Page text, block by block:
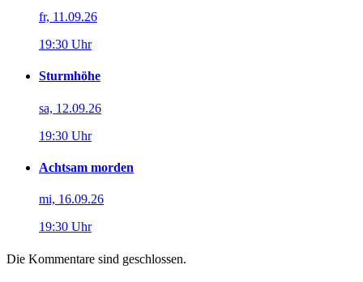
fr, 11.09.26
19:30 Uhr
Sturmhöhe
sa, 12.09.26
19:30 Uhr
Achtsam morden
mi, 16.09.26
19:30 Uhr
Die Kommentare sind geschlossen.